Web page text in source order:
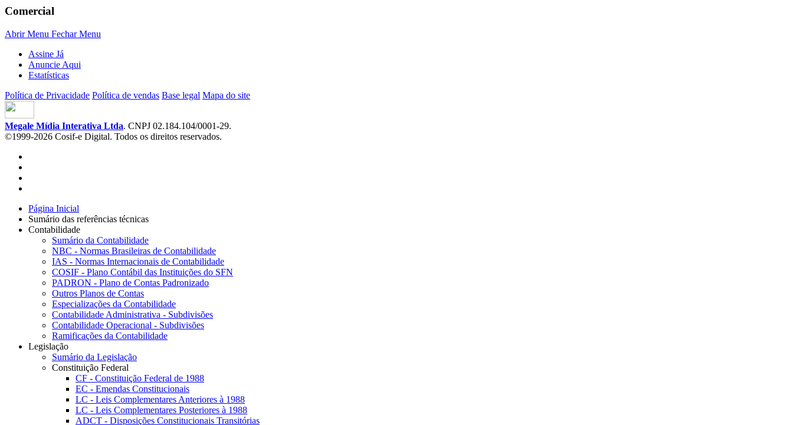
Comercial
Abrir Menu Fechar Menu
Assine Já
Anuncie Aqui
Estatísticas
Política de Privacidade Política de vendas Base legal Mapa do site
Megale Mídia Interativa Ltda. CNPJ 02.184.104/0001-29.
©1999-2026 Cosif-e Digital. Todos os direitos reservados.
Página Inicial
Sumário das referências técnicas
Contabilidade
Sumário da Contabilidade
NBC - Normas Brasileiras de Contabilidade
IAS - Normas Internacionais de Contabilidade
COSIF - Plano Contábil das Instituições do SFN
PADRON - Plano de Contas Padronizado
Outros Planos de Contas
Especializações da Contabilidade
Contabilidade Administrativa - Subdivisões
Contabilidade Operacional - Subdivisões
Ramificações da Contabilidade
Legislação
Sumário da Legislação
Constituição Federal
CF - Constituição Federal de 1988
EC - Emendas Constitucionais
LC - Leis Complementares Anteriores à 1988
LC - Leis Complementares Posteriores à 1988
ADCT - Disposições Constitucionais Transitórias